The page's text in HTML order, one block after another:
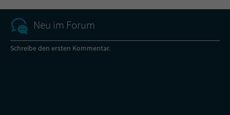
Neu im Forum
Schreibe den ersten Kommentar.